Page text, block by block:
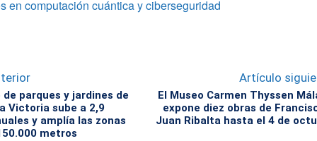
en computación cuántica y ciberseguridad
parques y jardines de
Victoria sube a 2,9
y amplía las zonas
metros
Artículo
El Museo Carmen Thyssen
expone diez obras de
Juan Ribalta hasta el 4 de